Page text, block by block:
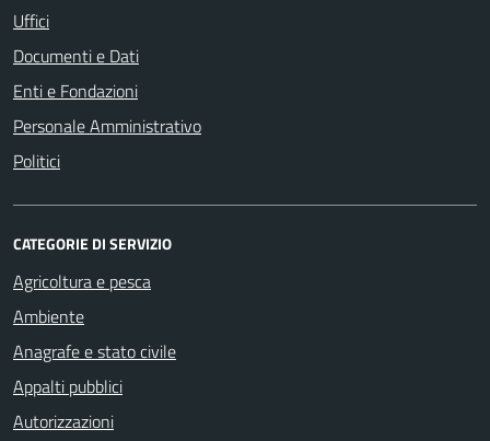
Uffici
Documenti e Dati
Enti e Fondazioni
Personale Amministrativo
Politici
CATEGORIE DI SERVIZIO
Agricoltura e pesca
Ambiente
Anagrafe e stato civile
Appalti pubblici
Autorizzazioni